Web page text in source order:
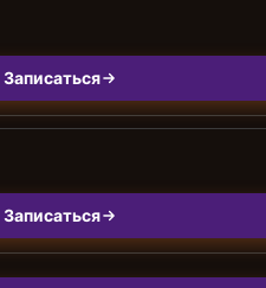
Записаться
Записаться